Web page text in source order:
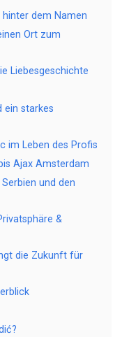
hinter dem Namen
Ort zum
Liebesgeschichte
ein starkes
im Leben des Profis
Ajax Amsterdam
und den
&
die Zukunft für